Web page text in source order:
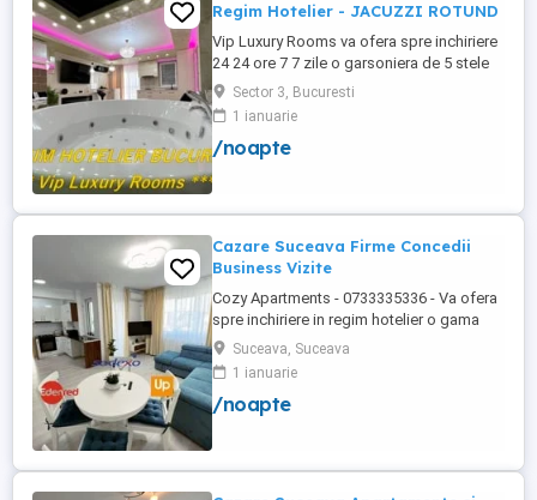
Regim Hotelier - JACUZZI ROTUND
Vip Luxury Rooms va ofera spre inchiriere
24 24 ore 7 7 zile o garsoniera de 5 stele
Luxoase cu un desing unic si deosebit in
Sector 3 Bucuresti . Garsoniera se alfa in
Complex Rezidential Nou . Acces Bariera
Monitorizare Video in Complex ( de la
Sector 3, Bucuresti
1 ianuarie
/noapte
Cazare Suceava Firme Concedii
Business Vizite
Cozy Apartments - 0733335336 - Va ofera
spre inchiriere in regim hotelier o gama
variata de apartamente si garsoniere
situate in puncte cheie ale orasului
Suceava: Bulevardul George Enescu.
Kaufland George Enescu In centrul
...
Suceava, Suceava
1 ianuarie
/noapte